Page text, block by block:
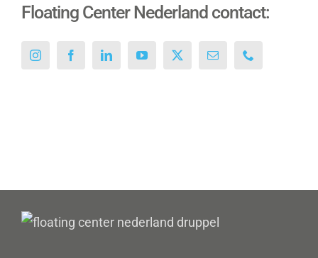
Floating Center Nederland contact: